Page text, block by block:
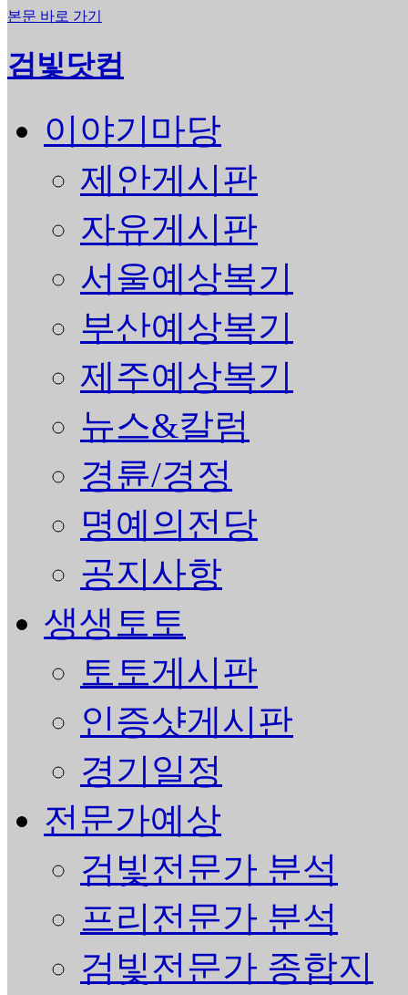
본문 바로 가기
검빛닷컴
이야기마당
제안게시판
자유게시판
서울예상복기
부산예상복기
제주예상복기
뉴스&칼럼
경륜/경정
명예의전당
공지사항
생생토토
토토게시판
인증샷게시판
경기일정
전문가예상
검빛전문가 분석
프리전문가 분석
검빛전문가 종합지